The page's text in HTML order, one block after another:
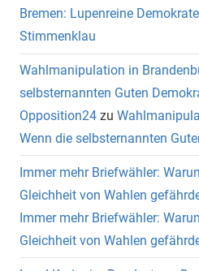
Bremen: Lupenreine
Stimmenklau
Wahlmanipulation in
selbsternannten Guten
Opposition24 zu
Wenn die selbsternannten
Immer mehr Briefwähler:
Gleichheit von Wahlen
Immer mehr Briefwähler:
Gleichheit von Wahlen